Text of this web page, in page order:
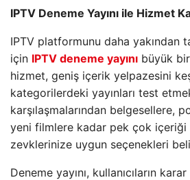
IPTV Deneme Yayını ile Hizmet
IPTV platformunu daha yakından
için IPTV deneme yayını büyük
hizmet, geniş içerik yelpazesini
kategorilerdeki yayınları test
karşılaşmalarından belgesellere,
yeni filmlere kadar pek çok içeriği
zevklerinize uygun seçenekleri
Deneme yayını, kullanıcıların